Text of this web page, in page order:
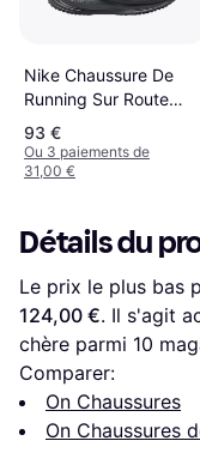
Nike Chaussure De
Running Sur Route
Vomero 18 - Noir
93 €
Ou 3 paiements de
31,00 €
Détails du
Le prix le plus bas
124,00 €. Il s'agit
chère parmi 10
Comparer:
On Chaussures
On Chaussures